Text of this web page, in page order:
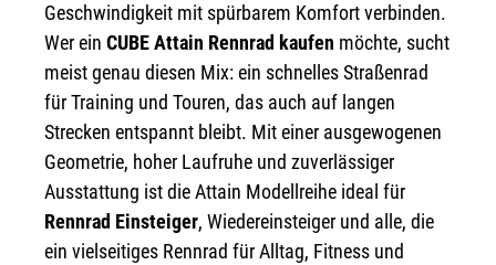
Geschwindigkeit mit spürbarem Komfort verbinden.
Wer ein CUBE Attain Rennrad kaufen möchte, sucht
meist genau diesen Mix: ein schnelles Straßenrad
für Training und Touren, das auch auf langen
Strecken entspannt bleibt. Mit einer ausgewogenen
Geometrie, hoher Laufruhe und zuverlässiger
Ausstattung ist die Attain Modellreihe ideal für
Rennrad Einsteiger, Wiedereinsteiger und alle, die
ein vielseitiges Rennrad für Alltag, Fitness und